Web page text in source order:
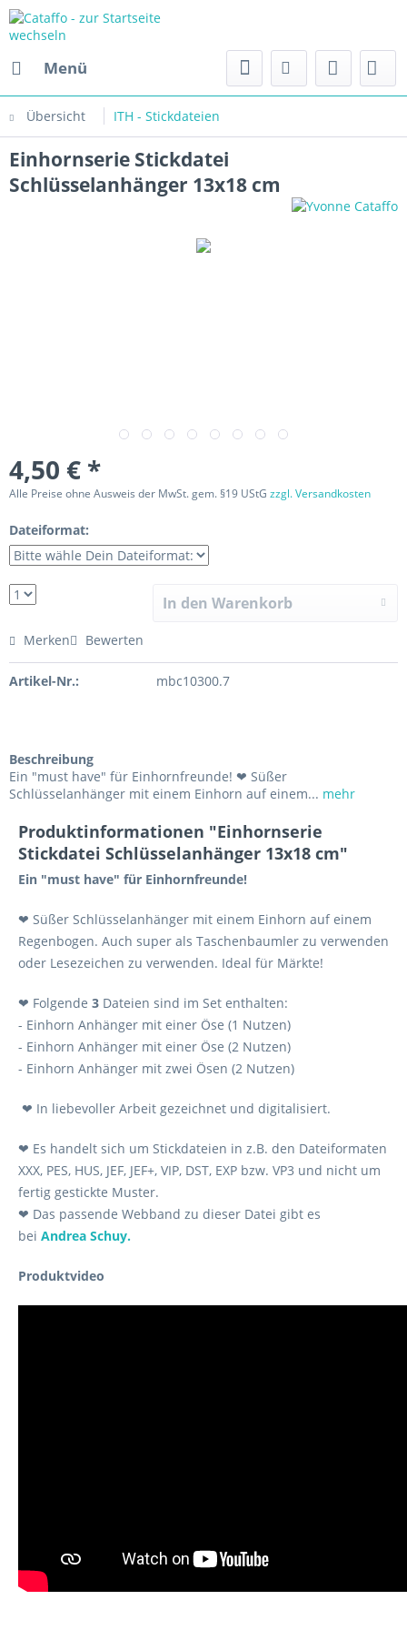
Menü
Übersicht ITH - Stickdateien
Einhornserie Stickdatei
Schlüsselanhänger 13x18 cm
4,50 € *
Alle Preise ohne Ausweis der MwSt. gem. §19 UStG zzgl. Versandkosten
Dateiformat:
In den Warenkorb
Merken Bewerten
Artikel-Nr.: mbc10300.7
Beschreibung
Ein "must have" für Einhornfreunde! ❤ Süßer
Schlüsselanhänger mit einem Einhorn auf einem... mehr
Produktinformationen "Einhornserie
Stickdatei Schlüsselanhänger 13x18 cm"
Ein "must have" für Einhornfreunde!
❤ Süßer Schlüsselanhänger mit einem Einhorn auf einem
Regenbogen. Auch super als Taschenbaumler zu verwenden
oder Lesezeichen zu verwenden. Ideal für Märkte!
❤ Folgende 3 Dateien sind im Set enthalten:
- Einhorn Anhänger mit einer Öse (1 Nutzen)
- Einhorn Anhänger mit einer Öse (2 Nutzen)
- Einhorn Anhänger mit zwei Ösen (2 Nutzen)
❤ In liebevoller Arbeit gezeichnet und digitalisiert.
❤ Es handelt sich um Stickdateien in z.B. den Dateiformaten
XXX, PES, HUS, JEF, JEF+, VIP, DST, EXP bzw. VP3 und nicht um
fertig gestickte Muster.
❤ Das passende Webband zu dieser Datei gibt es
bei Andrea Schuy.
Produktvideo